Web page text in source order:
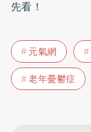
先看！
元氣網
老年憂鬱症